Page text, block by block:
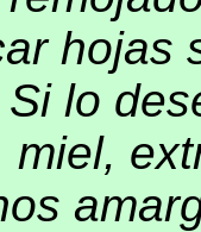
hojas
lo
miel,